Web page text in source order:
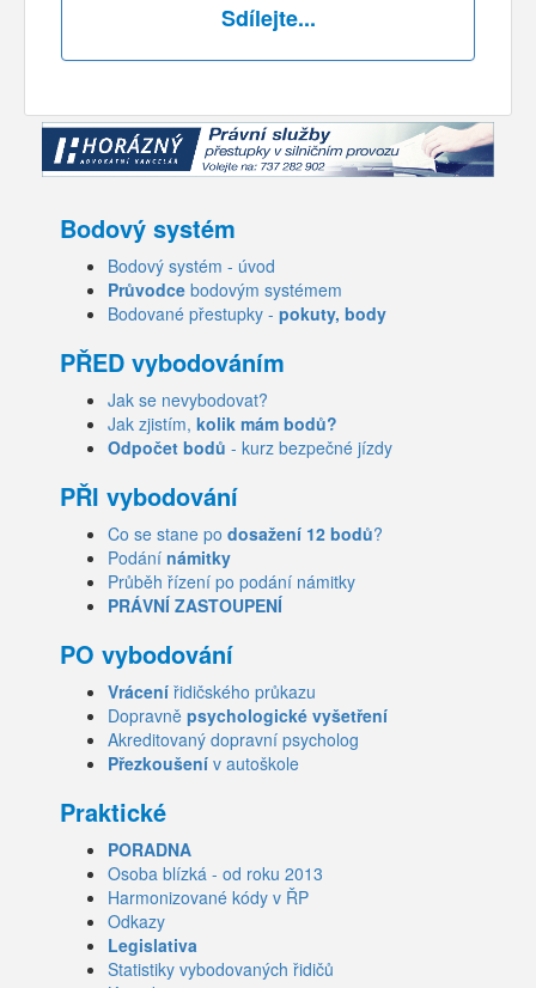
Sdílejte...
Bodový systém
Bodový systém - úvod
Průvodce bodovým systémem
Bodované přestupky - pokuty, body
PŘED vybodováním
Jak se nevybodovat?
Jak zjistím, kolik mám bodů?
Odpočet bodů - kurz bezpečné jízdy
PŘI vybodování
Co se stane po dosažení 12 bodů?
Podání námitky
Průběh řízení po podání námitky
PRÁVNÍ ZASTOUPENÍ
PO vybodování
Vrácení řidičského průkazu
Dopravně psychologické vyšetření
Akreditovaný dopravní psycholog
Přezkoušení v autoškole
Praktické
PORADNA
Osoba blízká - od roku 2013
Harmonizované kódy v ŘP
Odkazy
Legislativa
Statistiky vybodovaných řidičů